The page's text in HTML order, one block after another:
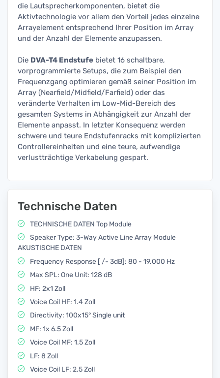
die Lautsprecherkomponenten, bietet die
Aktivtechnologie vor allem den Vorteil jedes einzelne
Arrayelement entsprechend Ihrer Position im Array
und der Anzahl der Elemente anzupassen.
Die DVA-T4 Endstufe bietet 16 schaltbare,
vorprogrammierte Setups, die zum Beispiel den
Frequenzgang optimieren gemäß seiner Position im
Array (Nearfield/Midfield/Farfield) oder das
veränderte Verhalten im Low-Mid-Bereich des
gesamten Systems in Abhängigkeit zur Anzahl der
Elemente anpasst. In letzter Konsequenz werden
schwere und teure Endstufenracks mit komplizierten
Controllereinheiten und eine teure, aufwendige
verlustträchtige Verkabelung gespart.
Technische Daten
TECHNISCHE DATEN Top Module
Speaker Type: 3-Way Active Line Array Module
AKUSTISCHE DATEN
Frequency Response [ /- 3dB]: 80 - 19.000 Hz
Max SPL: One Unit: 128 dB
HF: 2x1 Zoll
Voice Coil HF: 1.4 Zoll
Directivity: 100x15° Single unit
MF: 1x 6.5 Zoll
Voice Coil MF: 1.5 Zoll
LF: 8 Zoll
Voice Coil LF: 2.5 Zoll